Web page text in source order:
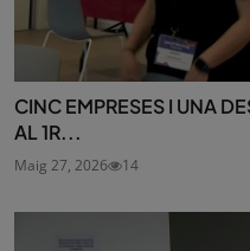
CINC EMPRESES I UNA
AL 1R...
Maig 27, 2026 14